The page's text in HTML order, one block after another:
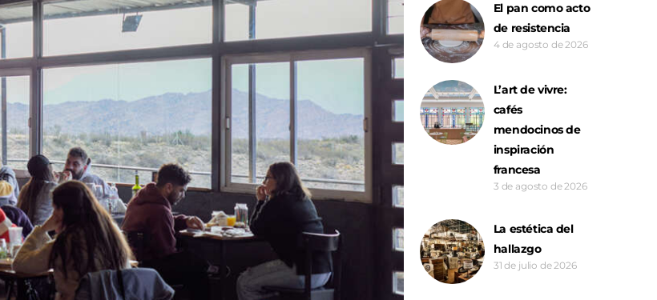
El pan como acto
de resistencia
4 de agosto de 2026
L’art de vivre:
cafés
mendocinos de
inspiración
francesa
3 de agosto de 2026
La estética del
hallazgo
31 de julio de 2026